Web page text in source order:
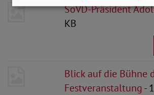
SoVD-Präsident
KB
Blick auf die Bühne
Festveranstaltung-